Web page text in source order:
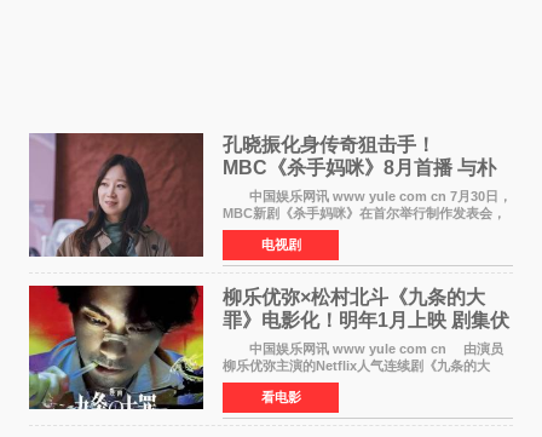
孔晓振化身传奇狙击手！
MBC《杀手妈咪》8月首播 与朴
恩斌展开收视对决
中国娱乐网讯 www yule com cn 7月30日，
MBC新剧《杀手妈咪》在首尔举行制作发表会，
主演孔晓振、郑准元、李相二、无真星、崔宇
成、李银泉等人一同出席，为新剧宣传造势。这
是孔晓振继《毛骨
电视剧
柳乐优弥×松村北斗《九条的大
罪》电影化！明年1月上映 剧集伏
笔将全面揭晓
中国娱乐网讯 www yule com cn 由演员
柳乐优弥主演的Netflix人气连续剧《九条的大
罪》正式宣布改编为电影，将于明年1月8日全国
上映。柳乐优弥与SixTONES松村北斗再度联
手，为观众带来这部
看电影